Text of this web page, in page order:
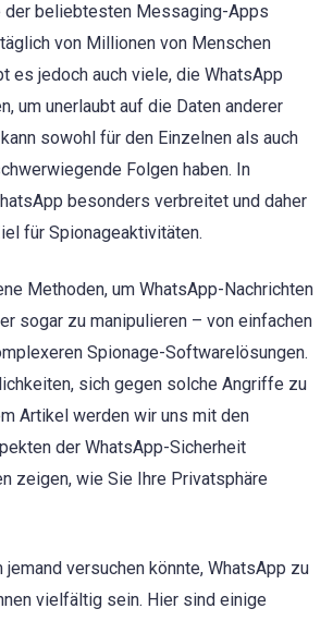
der beliebtesten Messaging-Apps
von Millionen von Menschen
es jedoch auch viele, die WhatsApp
um unerlaubt auf die Daten anderer
sowohl für den Einzelnen als auch
Folgen haben. In
besonders verbreitet und daher
für Spionageaktivitäten.
Methoden, um WhatsApp-Nachrichten
sogar zu manipulieren – von einfachen
Spionage-Softwarelösungen.
sich gegen solche Angriffe zu
Artikel werden wir uns mit den
der WhatsApp-Sicherheit
zeigen, wie Sie Ihre Privatsphäre
jemand versuchen könnte, WhatsApp zu
vielfältig sein. Hier sind einige